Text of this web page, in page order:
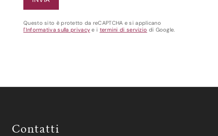
Questo sito è protetto da reCAPTCHA e si applicano
l'Informativa sulla privacy e i termini di servizio di Google.
Contatti